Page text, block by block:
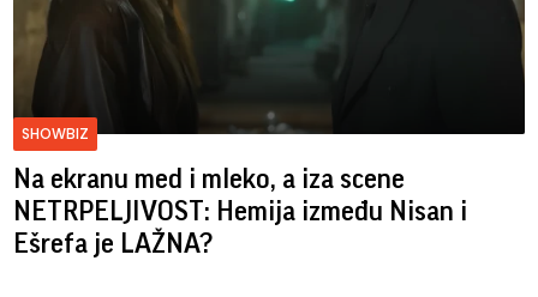
SHOWBIZ
Na ekranu med i mleko, a iza scene
NETRPELJIVOST: Hemija između Nisan i
Ešrefa je LAŽNA?